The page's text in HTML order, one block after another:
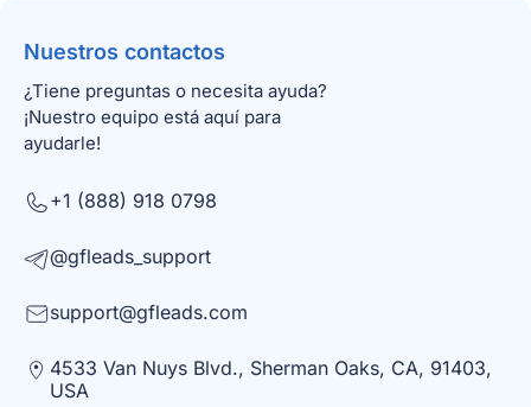
Nuestros contactos
¿Tiene preguntas o necesita ayuda?
¡Nuestro equipo está aquí para
ayudarle!
+1 (888) 918 0798
@gfleads_support
support@gfleads.com
4533 Van Nuys Blvd., Sherman Oaks, CA, 91403,
USA